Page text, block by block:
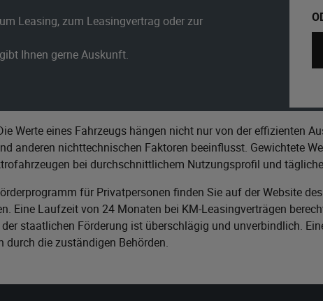
Leasing, zum Leasingvertrag oder zur
Ihnen gerne Auskunft.
Werte eines Fahrzeugs hängen nicht nur von der effizienten
anderen nichttechnischen Faktoren beeinflusst. Gewichtete
bei durchschnittlichem Nutzungsprofil und
für Privatpersonen finden Sie auf der Website des
Eine Laufzeit von 24 Monaten bei KM-Leasingverträgen
staatlichen Förderung ist überschlägig und unverbindlich.
die zuständigen Behörden.